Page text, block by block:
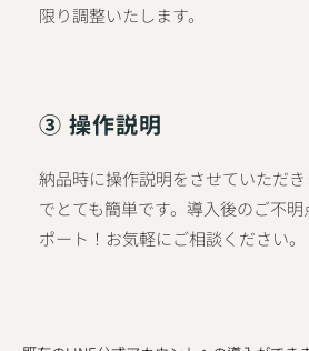
限り調整いたします。
③ 操作説明
納品時に操作説明をさせていただ
でとても簡単です。導入後のご不
ポート！お気軽にご相談ください。